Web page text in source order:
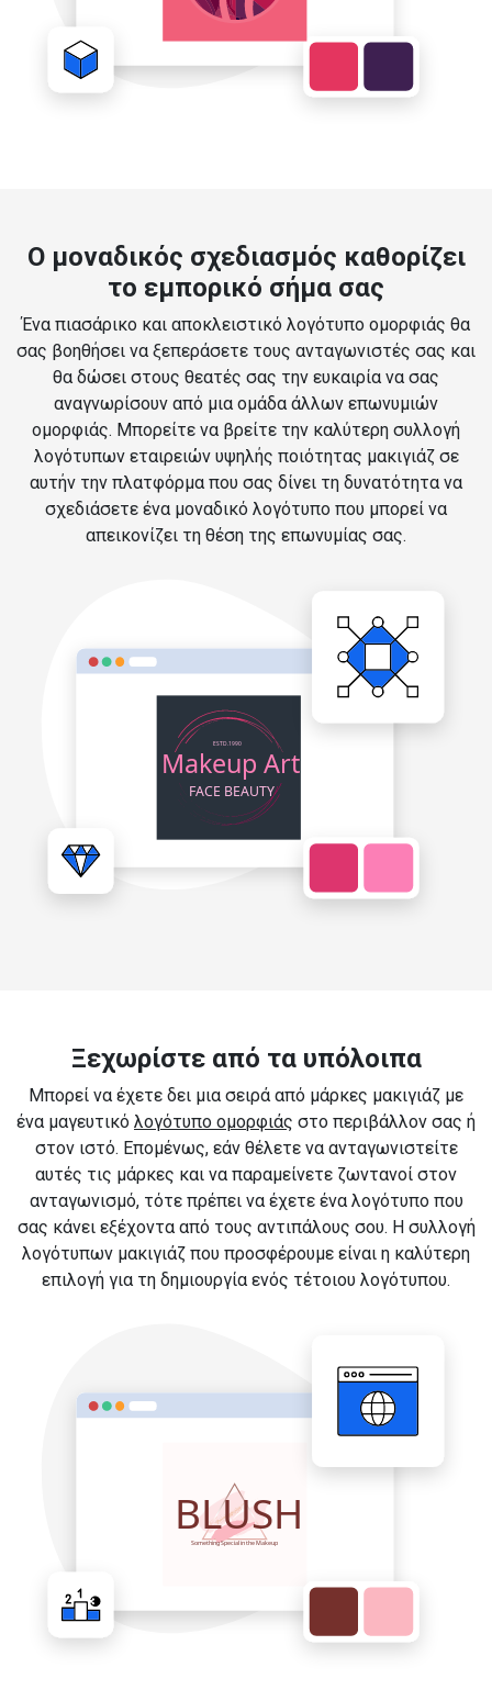
Ο μοναδικός σχεδιασμός καθορίζει
το εμπορικό σήμα σας
Ένα πιασάρικο και αποκλειστικό λογότυπο ομορφιάς θα
σας βοηθήσει να ξεπεράσετε τους ανταγωνιστές σας και
θα δώσει στους θεατές σας την ευκαιρία να σας
αναγνωρίσουν από μια ομάδα άλλων επωνυμιών
ομορφιάς. Μπορείτε να βρείτε την καλύτερη συλλογή
λογότυπων εταιρειών υψηλής ποιότητας μακιγιάζ σε
αυτήν την πλατφόρμα που σας δίνει τη δυνατότητα να
σχεδιάσετε ένα μοναδικό λογότυπο που μπορεί να
απεικονίζει τη θέση της επωνυμίας σας.
Ξεχωρίστε από τα υπόλοιπα
Μπορεί να έχετε δει μια σειρά από μάρκες μακιγιάζ με
ένα μαγευτικό λογότυπο ομορφιάς στο περιβάλλον σας ή
στον ιστό. Επομένως, εάν θέλετε να ανταγωνιστείτε
αυτές τις μάρκες και να παραμείνετε ζωντανοί στον
ανταγωνισμό, τότε πρέπει να έχετε ένα λογότυπο που
σας κάνει εξέχοντα από τους αντιπάλους σου. Η συλλογή
λογότυπων μακιγιάζ που προσφέρουμε είναι η καλύτερη
επιλογή για τη δημιουργία ενός τέτοιου λογότυπου.